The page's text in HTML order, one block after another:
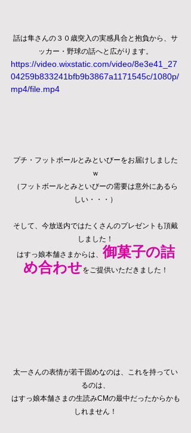
話は隼さんの３０歳突入の実感具合と抱負から、サ
ッカー・野球の話へと広がります。
https://video.wixstatic.com/video/8e3e41_27
04259b833241bfb9b3867a1171545c/1080p/
mp4/file.mp4
プチ・フットボールとみといびーをお届けしました
ｗ
（フットボールとみといびーの需要は意外にあるら
しい・・・）
そして、今放送内ではたくさんのプレゼントも頂戴
しました！
はすっ娘本舗さまからは、 御菓子の詰
め合わせをご提供いただきました！
太一さんの表情が若干固めなのは、これを持ってい
るのは、
はすっ娘本舗さまの生読みCMの最中だったからかも
しれません！